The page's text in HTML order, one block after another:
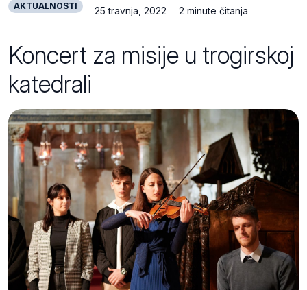
AKTUALNOSTI 25 travnja, 2022 2 minute čitanja
Koncert za misije u trogirskoj
katedrali